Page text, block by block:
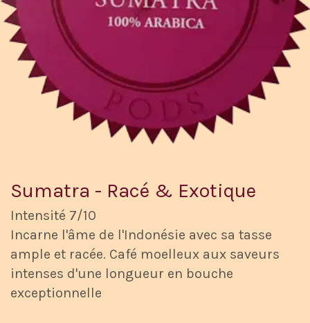
Sumatra - Racé & Exotique
Intensité 7/10
Incarne l'âme de l'Indonésie avec sa tasse
ample et racée. Café moelleux aux saveurs
intenses d'une longueur en bouche
exceptionnelle